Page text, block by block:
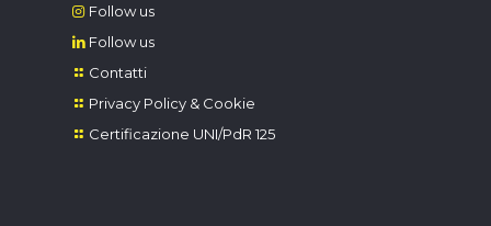
Follow us
Follow us
Contatti
Privacy Policy & Cookie
Certificazione UNI/PdR 125